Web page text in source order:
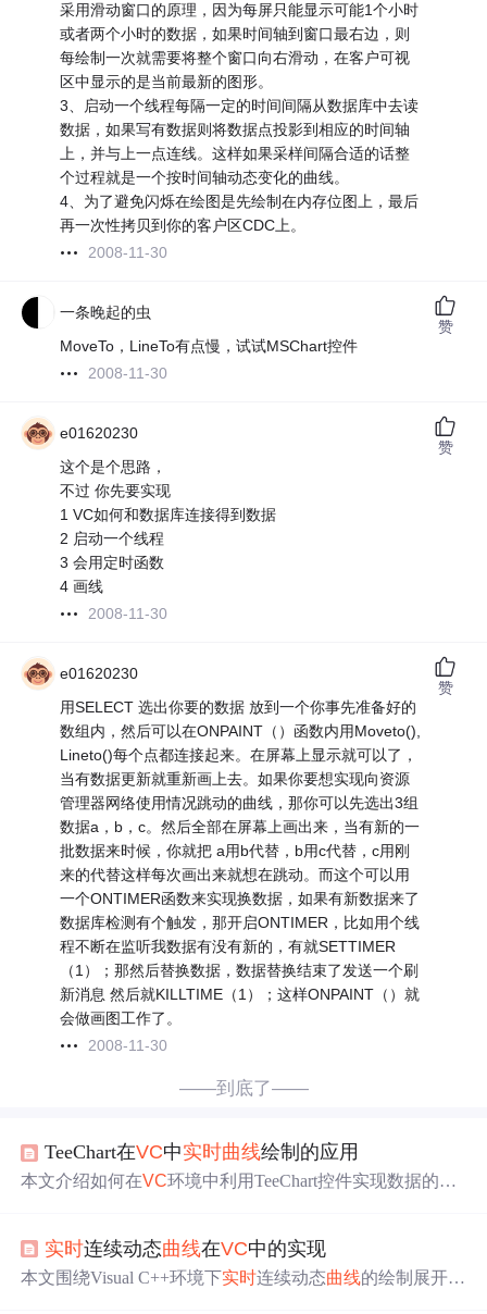
采用滑动窗口的原理，因为每屏只能显示可能1个小时
或者两个小时的数据，如果时间轴到窗口最右边，则
每绘制一次就需要将整个窗口向右滑动，在客户可视
区中显示的是当前最新的图形。
3、启动一个线程每隔一定的时间间隔从数据库中去读
数据，如果写有数据则将数据点投影到相应的时间轴
上，并与上一点连线。这样如果采样间隔合适的话整
个过程就是一个按时间轴动态变化的曲线。
4、为了避免闪烁在绘图是先绘制在内存位图上，最后
再一次性拷贝到你的客户区CDC上。
2008-11-30
一条晚起的虫
MoveTo，LineTo有点慢，试试MSChart控件
2008-11-30
赞
e01620230
这个是个思路，
不过 你先要实现
1 VC如何和数据库连接得到数据
2 启动一个线程
3 会用定时函数
4 画线
2008-11-30
赞
e01620230
用SELECT 选出你要的数据 放到一个你事先准备好的
数组内，然后可以在ONPAINT（）函数内用Moveto(),
Lineto()每个点都连接起来。在屏幕上显示就可以了，
当有数据更新就重新画上去。如果你要想实现向资源
管理器网络使用情况跳动的曲线，那你可以先选出3组
数据a，b，c。然后全部在屏幕上画出来，当有新的一
批数据来时候，你就把 a用b代替，b用c代替，c用刚
来的代替这样每次画出来就想在跳动。而这个可以用
一个ONTIMER函数来实现换数据，如果有新数据来了
数据库检测有个触发，那开启ONTIMER，比如用个线
程不断在监听我数据有没有新的，有就SETTIMER
（1）；那然后替换数据，数据替换结束了发送一个刷
新消息 然后就KILLTIME（1）；这样ONPAINT（）就
会做画图工作了。
2008-11-30
赞
——到底了——
TeeChart在VC中实时曲线绘制的应用
本文介绍如何在VC环境中利用TeeChart控件实现数据的实
实时连续动态曲线在VC中的实现
本文围绕Visual C++环境下实时连续动态曲线的绘制展开，